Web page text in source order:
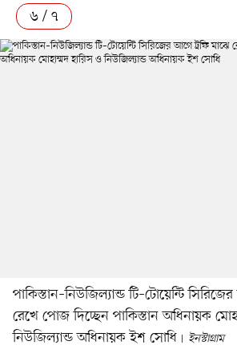
৬ / ৭
পাকিস্তান–নিউজিল্যান্ড টি–টোয়েন্টি
রেখে পোজ দিচ্ছেন পাকিস্তান অধিনায়ক
নিউজিল্যান্ড অধিনায়ক ইশ সোধি
ইনস্টাগ্রাম